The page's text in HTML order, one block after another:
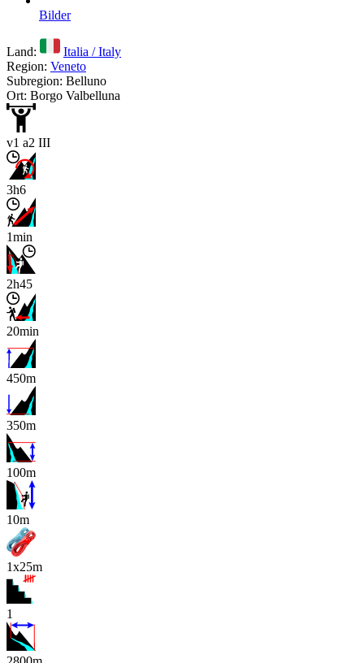
Bilder
Land:
Italia / Italy
Region: Veneto
Subregion: Belluno
Ort: Borgo Valbelluna
v1 a2 III
3h6
1min
2h45
20min
450m
350m
100m
x
10m
1x25m
1